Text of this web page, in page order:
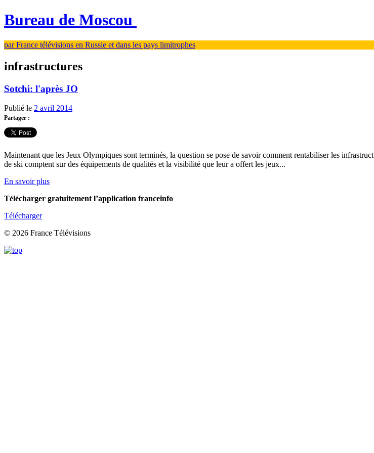
Bureau de Moscou
par France télévisions en Russie et dans les pays limitrophes
infrastructures
Sotchi: l'après JO
Publié le 2 avril 2014
Partager :
Maintenant que les Jeux Olympiques sont terminés, la question se pose de savoir comment rentabiliser les
de ski comptent sur des équipements de qualités et la visibilité que leur a offert les jeux...
En savoir plus
Télécharger gratuitement l’application franceinfo
Télécharger
© 2026 France Télévisions